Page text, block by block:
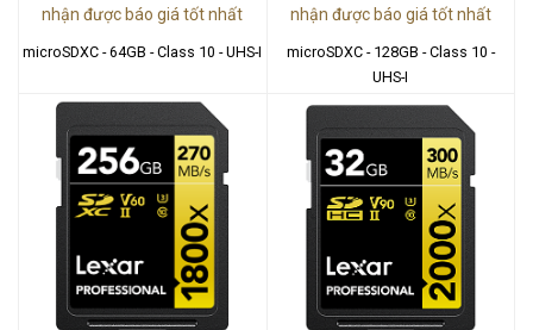
nhận được báo giá tốt nhất
microSDXC - 64GB - Class 10 - UHS-I
nhận được báo giá tốt nhất
microSDXC - 128GB - Class 10 -
UHS-I